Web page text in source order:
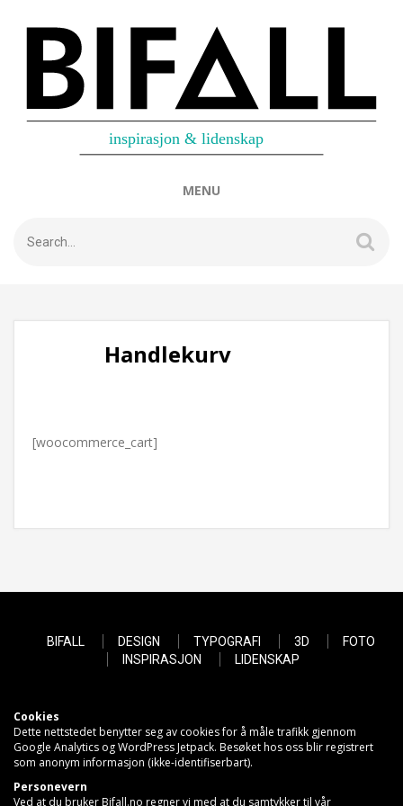
MENU
Handlekurv
[woocommerce_cart]
BIFALL DESIGN TYPOGRAFI 3D
FOTO
INSPIRASJON
LIDENSKAP
Cookies
Dette nettstedet benytter seg av cookies for å måle trafikk gjennom
Google Analytics og WordPress Jetpack. Besøket hos oss blir registrert
som anonym informasjon (ikke-identifiserbart).
Personevern
Ved at du bruker Bifall.no regner vi med at du samtykker til vår